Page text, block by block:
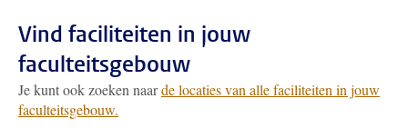
Vind faciliteiten in jouw
faculteitsgebouw
Je kunt ook zoeken naarde locaties van alle faciliteiten in jouw
faculteitsgebouw.